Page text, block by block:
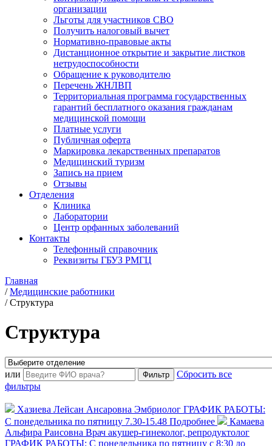
организации
Льготы для участников СВО
Получить налоговый вычет
Нормативно-правовые акты
Дистанционное открытие и закрытие листков
нетрудоспособности
Обращение к руководителю
Перечень ЖНЛВП
Территориальная программа государственных
гарантий бесплатного оказания гражданам
медицинской помощи
Платные услуги
Публичная оферта
Маркировка лекарственных препаратов
Медицинский туризм
Запись на прием
Отзывы
Отделения
Клиника
Лаборатории
Центр орфанных заболеваний
Контакты
Телефонный справочник
Реквизиты ГБУЗ РМГЦ
Главная
/Медицинские работники
/Структура
Структура
или
Сбросить все
фильтры
Хазиева Лейсан Ансаровна Эмбриолог ГРАФИК РАБОТЫ:
С понедельника по пятницу 7.30-15.48 Подробнее
Камаева
Альфира Раисовна Врач акушер-гинеколог, репродуктолог
ГРАФИК РАБОТЫ: С понедельника по пятницу с 8:30 до